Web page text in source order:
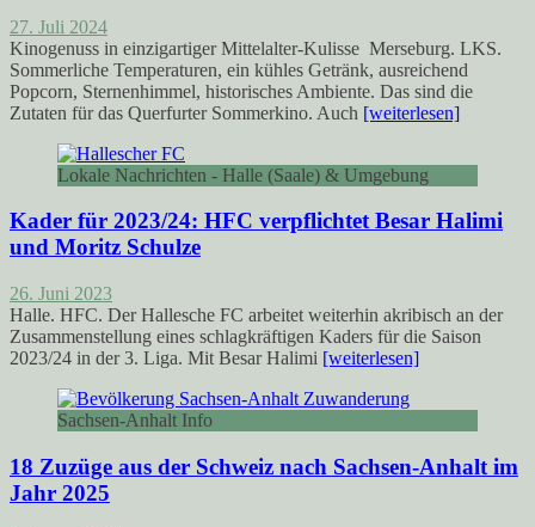
27. Juli 2024
Kinogenuss in einzigartiger Mittelalter-Kulisse Merseburg. LKS.
Sommerliche Temperaturen, ein kühles Getränk, ausreichend
Popcorn, Sternenhimmel, historisches Ambiente. Das sind die
Zutaten für das Querfurter Sommerkino. Auch [weiterlesen]
Lokale Nachrichten - Halle (Saale) & Umgebung
Kader für 2023/24: HFC verpflichtet Besar Halimi
und Moritz Schulze
26. Juni 2023
Halle. HFC. Der Hallesche FC arbeitet weiterhin akribisch an der
Zusammenstellung eines schlagkräftigen Kaders für die Saison
2023/24 in der 3. Liga. Mit Besar Halimi [weiterlesen]
Sachsen-Anhalt Info
18 Zuzüge aus der Schweiz nach Sachsen-Anhalt im
Jahr 2025